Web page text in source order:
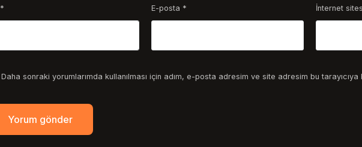
* E-posta * İnternet
Daha sonraki yorumlarımda kullanılması için adım, e-posta adresim ve site adresim bu tarayıcıya